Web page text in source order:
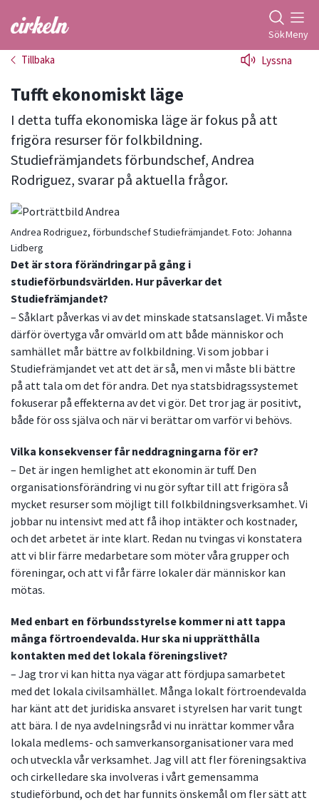
Gå till studiefrämjandets startsida SökMeny
Tillbaka Lyssna
Tufft ekonomiskt läge
I detta tuffa ekonomiska läge är fokus på att
frigöra resurser för folkbildning.
Studiefrämjandets förbundschef, Andrea
Rodriguez, svarar på aktuella frågor.
Andrea Rodriguez, förbundschef Studiefrämjandet. Foto: Johanna
Lidberg
Det är stora förändringar på gång i
studieförbundsvärlden. Hur påverkar det
Studiefrämjandet?
– Såklart påverkas vi av det minskade statsanslaget. Vi måste
därför övertyga vår omvärld om att både människor och
samhället mår bättre av folkbildning. Vi som jobbar i
Studiefrämjandet vet att det är så, men vi måste bli bättre
på att tala om det för andra. Det nya statsbidragssystemet
fokuserar på effekterna av det vi gör. Det tror jag är positivt,
både för oss själva och när vi berättar om varför vi behövs.
Vilka konsekvenser får neddragningarna för er?
– Det är ingen hemlighet att ekonomin är tuff. Den
organisationsförändring vi nu gör syftar till att frigöra så
mycket resurser som möjligt till folkbildningsverksamhet. Vi
jobbar nu intensivt med att få ihop intäkter och kostnader,
och det arbetet är inte klart. Redan nu tvingas vi konstatera
att vi blir färre medarbetare som möter våra grupper och
föreningar, och att vi får färre lokaler där människor kan
mötas.
Med enbart en förbundsstyrelse kommer ni att tappa
många förtroendevalda. Hur ska ni upprätthålla
kontakten med det lokala föreningslivet?
– Jag tror vi kan hitta nya vägar att fördjupa samarbetet
med det lokala civilsamhället. Många lokalt förtroendevalda
har känt att det juridiska ansvaret i styrelsen har varit tungt
att bära. I de nya avdelningsråd vi nu inrättar kommer våra
lokala medlems- och samverkansorganisationer vara med
och utveckla vår verksamhet. Jag vill att fler föreningsaktiva
och cirkelledare ska involveras i vårt gemensamma
studieförbund, och det har funnits önskemål om fler sätt att